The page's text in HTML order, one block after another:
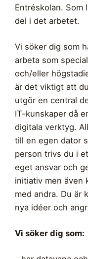
Entréskolan. Som
del i det arbetet.
Vi söker dig som
arbeta som
och/eller
är det viktigt att
utgör en central
IT-kunskaper då
digitala verktyg.
till en egen dator
person trivs du i
eget ansvar och
initiativ men även
med andra. Du är
nya idéer och
Vi söker dig som: